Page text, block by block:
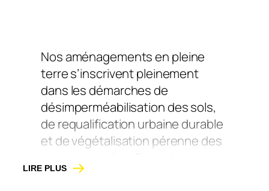
Nos aménagements en pleine
terre s’inscrivent pleinement
dans les démarches de
désimperméabilisation des sols,
de requalification urbaine durable
et de végétalisation pérenne des
des surfaces perméables, ils
LIRE PLUS